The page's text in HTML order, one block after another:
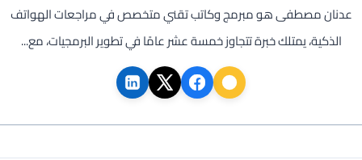
عدنان مصطفى هو مبرمج وكاتب تقني متخصص في مراجعات الهواتف
الذكية، يمتلك خبرة تتجاوز خمسة عشر عامًا في تطوير البرمجيات، مع...